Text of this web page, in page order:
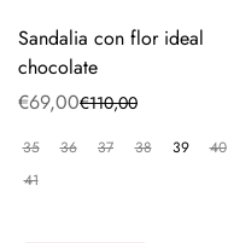
Sandalia con flor ideal
chocolate
Precio
de
€69,00
Precio
regular
€110,00
35 36 37 38 39
40
41